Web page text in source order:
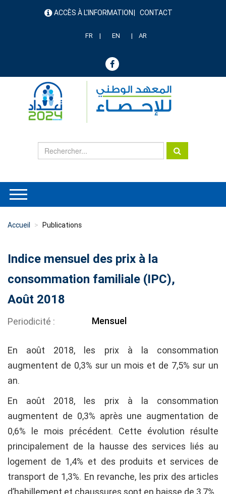
menu ACCÈS À L'INFORMATION CONTACT
FR EN AR
Accueil Publications
Indice mensuel des prix à la
consommation familiale (IPC),
Août 2018
Periodicité Mensuel
En août 2018, les prix à la consommation
augmentent de 0,3% sur un mois et de 7,5% sur un
an.
En août 2018, les prix à la consommation
augmentent de 0,3% après une augmentation de
0,6% le mois précédent. Cette évolution résulte
principalement de la hausse des services liés au
logement de 1,4% et des produits et services de
transport de 1,3%. En revanche, les prix des articles